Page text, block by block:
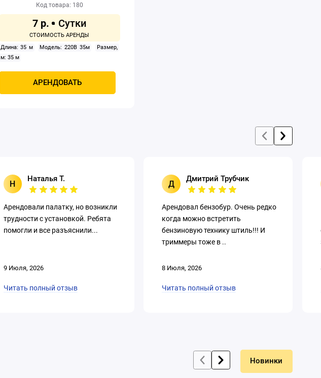
Код товара: 180
7 р.
Длина: 35 м Модель: 220В 35м
Размер,
м: 35 м
АРЕНДОВАТЬ
Н
Наталья Т.
Арендовали палатку, но возникли
трудности с установкой. Ребята
помогли и все разъяснили...
9 Июля, 2026
Читать полный отзыв
Д
Дмитрий Трубчик
Арендовал бензобур. Очень редко
когда можно встретить
бензиновую технику штиль!!! И
триммеры тоже в ..
8 Июля, 2026
Читать полный отзыв
Новинки